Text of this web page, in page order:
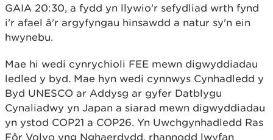
GAIA 20:30, a fydd yn llywio'r sefydliad wrth fynd
i'r afael â'r argyfyngau hinsawdd a natur sy'n ein
hwynebu.
Mae hi wedi cynrychioli FEE mewn digwyddiadau
ledled y byd. Mae hyn wedi cynnwys Cynhadledd y
Byd UNESCO ar Addysg ar gyfer Datblygu
Cynaliadwy yn Japan a siarad mewn digwyddiadau
yn ystod COP21 a COP26. Yn Uwchgynhadledd Ras
Fôr Volvo yng Nghaerdydd, rhannodd lwyfan